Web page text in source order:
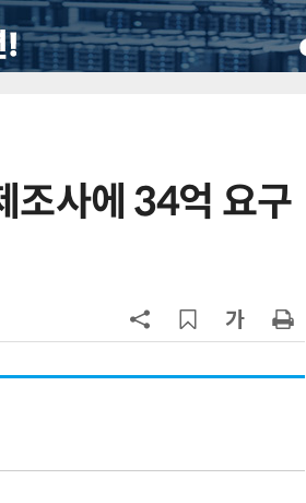
사에 34억 요구
6
“韓, 향후 5년 메모리 최강국 유지…
의자 틈에 목이 낀 순간
다”… 트럼프, 원정출산 정조준